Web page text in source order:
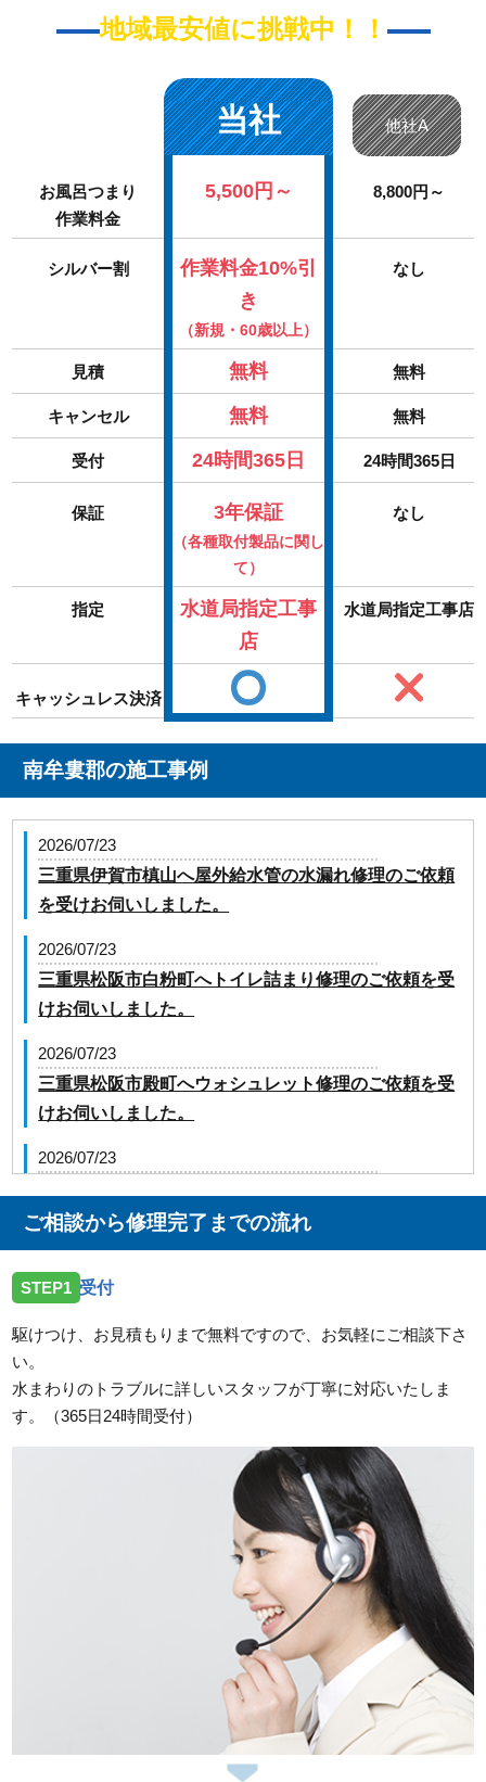
地域最安値に挑戦中！！
当社 他社A
お風呂つまり
作業料金
5,500円～ 8,800円～
シルバー割
作業料金10%引
き
（新規・60歳以上）
なし
見積 無料 無料
キャンセル 無料 無料
受付 24時間365日 24時間365日
保証 3年保証
（各種取付製品に関し
て）
なし
指定
水道局指定工事
店
水道局指定工事店
キャッシュレス決済
南牟婁郡の施工事例
2026/07/23
三重県伊賀市槙山へ屋外給水管の水漏れ修理のご依頼
を受けお伺いしました。
2026/07/23
三重県松阪市白粉町へトイレ詰まり修理のご依頼を受
けお伺いしました。
2026/07/23
三重県松阪市殿町へウォシュレット修理のご依頼を受
けお伺いしました。
2026/07/23
けお伺いしました。
三重県松阪市嬉野上野町へ台所蛇口の水漏れ修理のご
三重県伊勢市二見町溝口へ洗面蛇口の水漏れ修理のご
依頼を受けお伺いしました。
三重県津市片田町へトイレの水漏れ修理のご依頼を受
三重県度会郡玉城町勝田へトイレの水漏れ修理ご依頼
三重県亀山市小川町へ台所蛇口故障の依頼を受けお伺
ご相談から修理完了までの流れ
STEP1 受付
駆けつけ、お見積もりまで無料ですので、お気軽にご相談下さ
い。
水まわりのトラブルに詳しいスタッフが丁寧に対応いたしま
す。（365日24時間受付）